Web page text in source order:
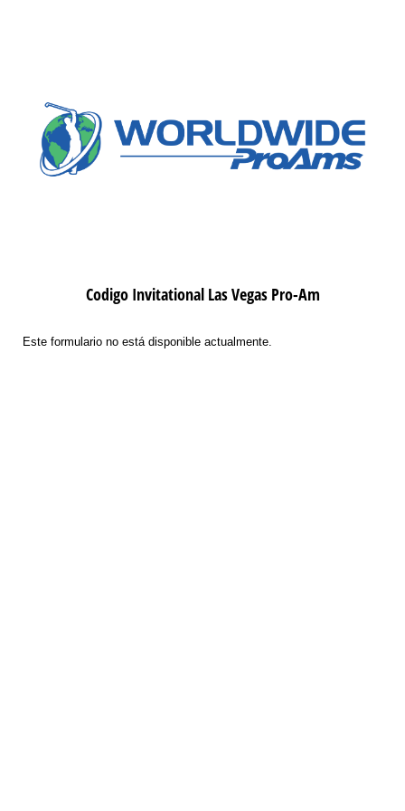
Codigo Invitational Las Vegas Pro-Am
Este formulario no está disponible actualmente.